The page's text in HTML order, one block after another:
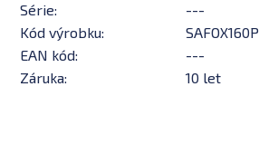
Série:
---
Kód výrobku:
SAFOX160P
EAN kód:
---
Záruka:
10 let